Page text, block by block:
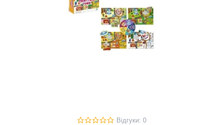
Відгуки: 0